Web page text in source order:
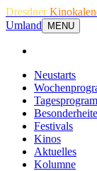
Dresdner
Umland
MENU
Neustarts
Festivals
Kinos
Aktuelles
Kolumne